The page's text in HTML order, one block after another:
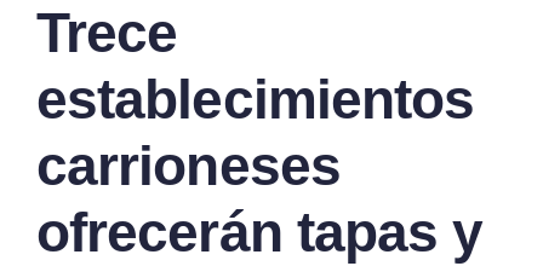
Trece
establecimientos
carrioneses
ofrecerán tapas y